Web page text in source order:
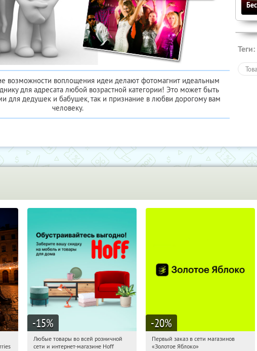
возможности воплощения идеи делают фотомагнит идеальным
для адресата любой возрастной категории! Это может быть
для дедушек и бабушек, так и признание в любви дорогому вам
человеку.
Теги:
-15%
03:18:30 Получили:
Любые товары во всей розничной
сети и интернет-магазине Hoff
-20%
03:18:30
Получи первым!
Первый заказ в сети магазинов
«Золотое Яблоко»